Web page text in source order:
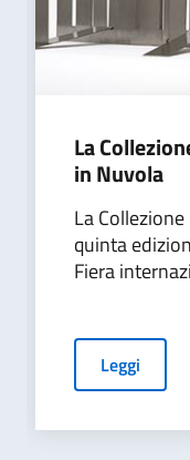
La
in Nuvola
La
quinta
Fiera
Leggi